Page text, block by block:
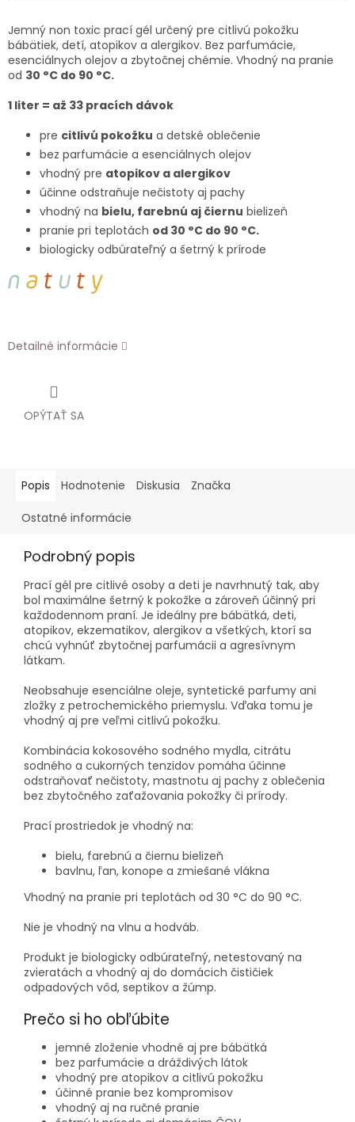
Jemný non toxic prací gél určený pre citlivú pokožku
bábätiek, detí, atopikov a alergikov. Bez parfumácie,
esenciálnych olejov a zbytočnej chémie. Vhodný na pranie
od 30 °C do 90 °C.
1 liter = až 33 pracích dávok
pre citlivú pokožku a detské oblečenie
bez parfumácie a esenciálnych olejov
vhodný pre atopikov a alergikov
účinne odstraňuje nečistoty aj pachy
vhodný na bielu, farebnú aj čiernu bielizeň
pranie pri teplotách od 30 °C do 90 °C.
biologicky odbúrateľný a šetrný k prírode
Detailné informácie
OPÝTAŤ SA
Popis Hodnotenie Diskusia Značka
Ostatné informácie
Podrobný popis
Prací gél pre citlivé osoby a deti je navrhnutý tak, aby
bol maximálne šetrný k pokožke a zároveň účinný pri
každodennom praní. Je ideálny pre bábätká, deti,
atopikov, ekzematikov, alergikov a všetkých, ktorí sa
chcú vyhnúť zbytočnej parfumácii a agresívnym
látkam.
Neobsahuje esenciálne oleje, syntetické parfumy ani
zložky z petrochemického priemyslu. Vďaka tomu je
vhodný aj pre veľmi citlivú pokožku.
Kombinácia kokosového sodného mydla, citrátu
sodného a cukorných tenzidov pomáha účinne
odstraňovať nečistoty, mastnotu aj pachy z oblečenia
bez zbytočného zaťažovania pokožky či prírody.
Prací prostriedok je vhodný na:
bielu, farebnú a čiernu bielizeň
bavlnu, ľan, konope a zmiešané vlákna
Vhodný na pranie pri teplotách od 30 °C do 90 °C.
Nie je vhodný na vlnu a hodváb.
Produkt je biologicky odbúrateľný, netestovaný na
zvieratách a vhodný aj do domácich čističiek
odpadových vôd, septikov a žúmp.
Prečo si ho obľúbite
jemné zloženie vhodné aj pre bábätká
bez parfumácie a dráždivých látok
vhodný pre atopikov a citlivú pokožku
účinné pranie bez kompromisov
vhodný aj na ručné pranie